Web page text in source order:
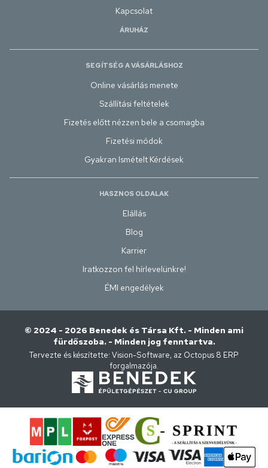
Kapcsolat
ÁRUHÁZ
SEGÍTSÉG A VÁSÁRLÁSHOZ
Online vásárlás menete
Szállítási feltételek
Fizetés előtt nézzen bele a csomagba
Fizetési módok
Gyakran Ismételt Kérdések
HASZNOS OLDALAK
Elállás
Blog
Karrier
Iratkozzon fel hírlevelünkre!
ÉMI engedélyek
© 2024 - 2026 Benedek és Társa Kft. - Minden ami
fürdőszoba. - Minden jog fenntartva.
Tervezte és készítette: Vision-Software, az Octopus 8 ERP
forgalmazója.